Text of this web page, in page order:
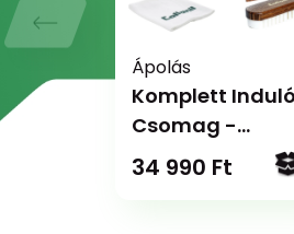
Ápolás
Komplett Induló
Csomag -
Teljeskörű
megoldás
34 990 Ft